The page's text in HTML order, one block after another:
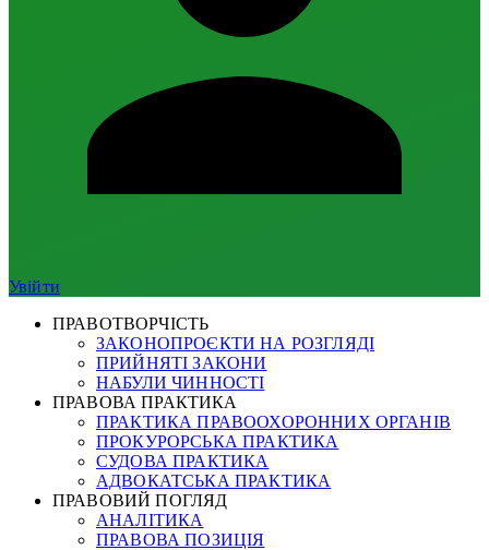
Увійти
ПРАВОТВОРЧІСТЬ
ЗАКОНОПРОЄКТИ НА РОЗГЛЯДІ
ПРИЙНЯТІ ЗАКОНИ
НАБУЛИ ЧИННОСТІ
ПРАВОВА ПРАКТИКА
ПРАКТИКА ПРАВООХОРОННИХ ОРГАНІВ
ПРОКУРОРСЬКА ПРАКТИКА
СУДОВА ПРАКТИКА
АДВОКАТСЬКА ПРАКТИКА
ПРАВОВИЙ ПОГЛЯД
АНАЛІТИКА
ПРАВОВА ПОЗИЦІЯ